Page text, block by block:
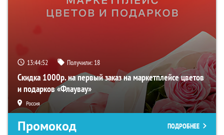
13:44:51 Получили: 18
Скидка 1000р. на первый заказ на маркетплейсе цветов
и подарков «Флаувау»
Россия
Промокод ПОДРОБНЕЕ